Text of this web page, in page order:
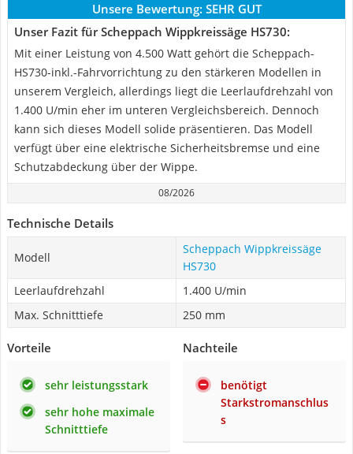
Unsere Bewertung: SEHR GUT
Unser Fazit für Scheppach Wippkreissäge HS730:
Mit einer Leistung von 4.500 Watt gehört die Scheppach-
HS730-inkl.-Fahrvorrichtung zu den stärkeren Modellen in
unserem Vergleich, allerdings liegt die Leerlaufdrehzahl von
1.400 U/min eher im unteren Vergleichsbereich. Dennoch
kann sich dieses Modell solide präsentieren. Das Modell
verfügt über eine elektrische Sicherheitsbremse und eine
Schutzabdeckung über der Wippe.
08/2026
Technische Details
Modell
Scheppach Wippkreissäge
HS730
Leerlaufdrehzahl
1.400 U/min
Max. Schnitttiefe
250 mm
Vorteile
sehr leistungsstark
sehr hohe maximale
Schnitttiefe
Nachteile
benötigt
Starkstromanschlus
s